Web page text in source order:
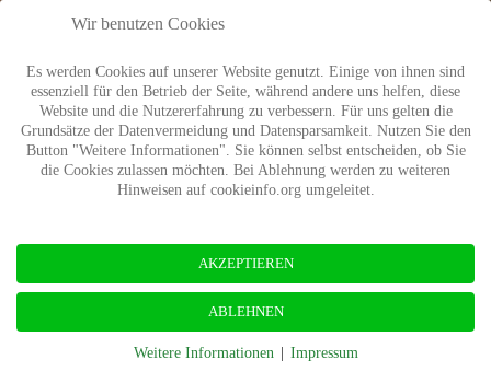
Wir benutzen Cookies
Es werden Cookies auf unserer Website genutzt. Einige von ihnen sind
essenziell für den Betrieb der Seite, während andere uns helfen, diese
Website und die Nutzererfahrung zu verbessern. Für uns gelten die
Grundsätze der Datenvermeidung und Datensparsamkeit. Nutzen Sie den
Button "Weitere Informationen". Sie können selbst entscheiden, ob Sie
die Cookies zulassen möchten. Bei Ablehnung werden zu weiteren
Hinweisen auf cookieinfo.org umgeleitet.
AKZEPTIEREN
ABLEHNEN
Weitere Informationen Impressum